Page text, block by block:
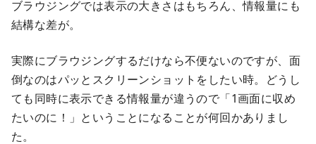
ブラウジングでは表示の大きさはもちろん、情報量にも
結構な差が。
実際にブラウジングするだけなら不便ないのですが、面
倒なのはパッとスクリーンショットをしたい時。どうし
ても同時に表示できる情報量が違うので「1画面に収め
たいのに！」ということになることが何回かありまし
た。